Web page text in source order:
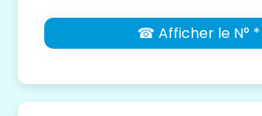
☎ Afficher le N° *